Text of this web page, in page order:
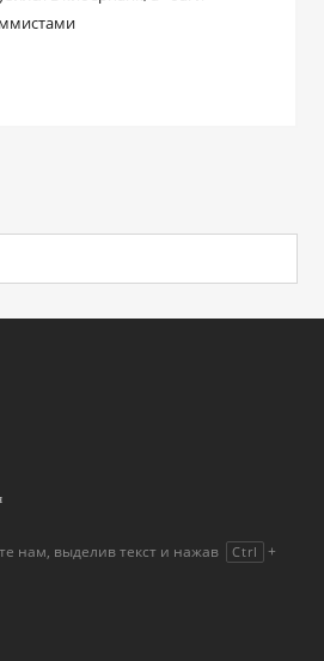
нам, выделив текст и нажав Ctrl +